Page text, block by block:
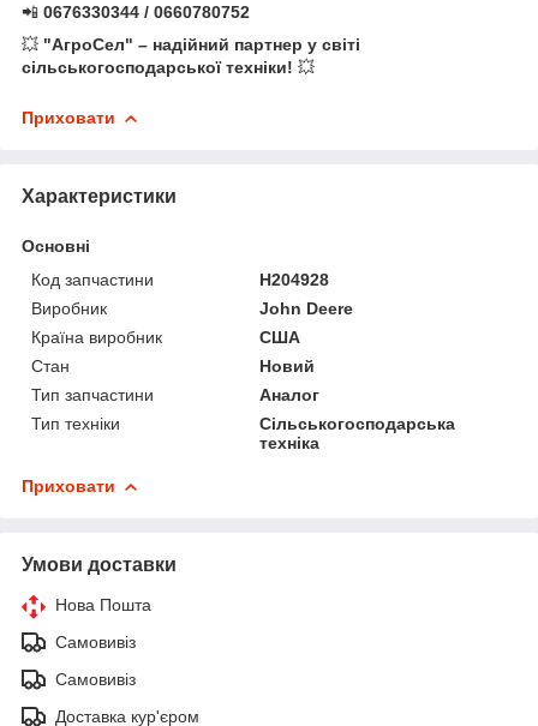
📲 0676330344 / 0660780752
💥 "АгроСел" – надійний партнер у світі
сільськогосподарської техніки! 💥
Приховати
Характеристики
Основні
Код запчастини
H204928
Виробник
John Deere
Країна виробник
США
Стан
Новий
Тип запчастини
Аналог
Тип техніки
Сільськогосподарська
техніка
Приховати
Умови доставки
Нова Пошта
Самовивіз
Самовивіз
Доставка кур'єром